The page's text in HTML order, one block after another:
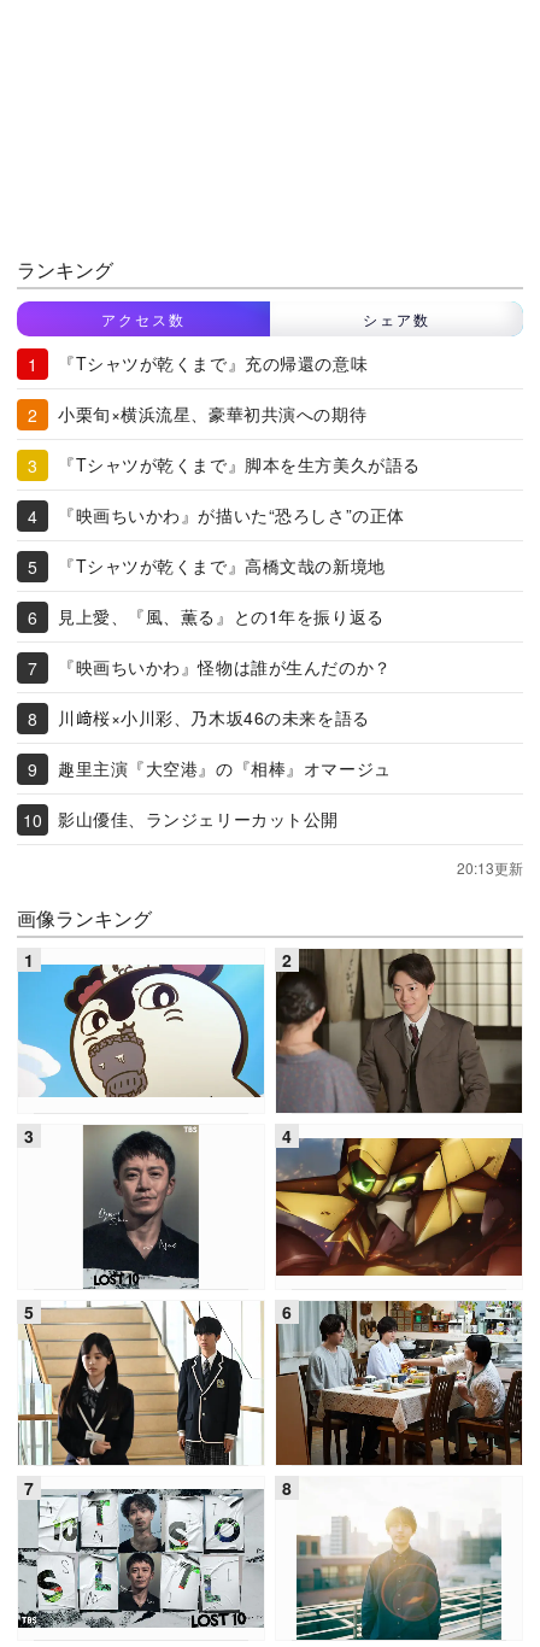
ランキング
アクセス数 シェア数
『Tシャツが乾くまで』充の帰還の意味
小栗旬×横浜流星、豪華初共演への期待
『Tシャツが乾くまで』脚本を生方美久が語る
『映画ちいかわ』が描いた“恐ろしさ”の正体
『Tシャツが乾くまで』高橋文哉の新境地
見上愛、『風、薫る』との1年を振り返る
『映画ちいかわ』怪物は誰が生んだのか？
川﨑桜×小川彩、乃木坂46の未来を語る
趣里主演『大空港』の『相棒』オマージュ
影山優佳、ランジェリーカット公開
20:13更新
画像ランキング